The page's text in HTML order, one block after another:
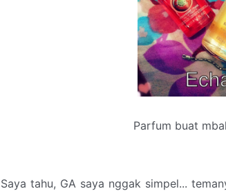
Parfum buat
Saya tahu, GA saya nggak simpel...